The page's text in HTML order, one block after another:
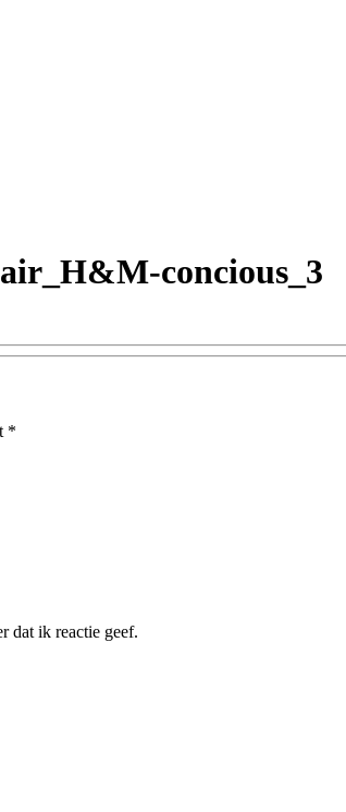
concious_3
*
dat ik reactie geef.